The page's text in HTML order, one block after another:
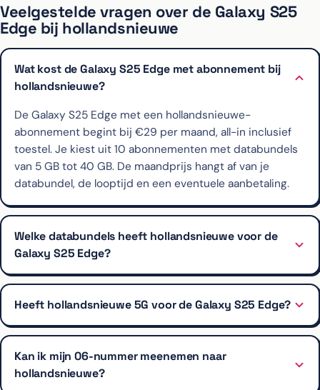
Veelgestelde vragen over de Galaxy S25
Edge bij hollandsnieuwe
Wat kost de Galaxy S25 Edge met abonnement bij
hollandsnieuwe?
De Galaxy S25 Edge met een hollandsnieuwe-
abonnement begint bij €29 per maand, all-in inclusief
toestel. Je kiest uit 10 abonnementen met databundels
van 5 GB tot 40 GB. De maandprijs hangt af van je
databundel, de looptijd en een eventuele aanbetaling.
Welke databundels heeft hollandsnieuwe voor de
Galaxy S25 Edge?
Heeft hollandsnieuwe 5G voor de Galaxy S25 Edge?
Kan ik mijn 06-nummer meenemen naar
hollandsnieuwe?